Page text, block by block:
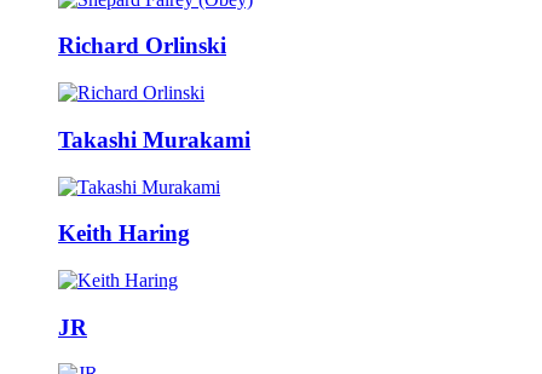
Richard Orlinski
Takashi Murakami
Keith Haring
JR